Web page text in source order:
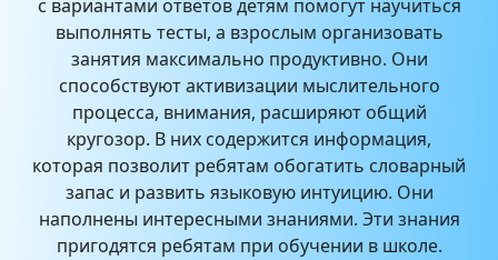
с вариантами ответов детям помогут научиться
выполнять тесты, а взрослым организовать
занятия максимально продуктивно. Они
способствуют активизации мыслительного
процесса, внимания, расширяют общий
кругозор. В них содержится информация,
которая позволит ребятам обогатить словарный
запас и развить языковую интуицию. Они
наполнены интересными знаниями. Эти знания
пригодятся ребятам при обучении в школе.